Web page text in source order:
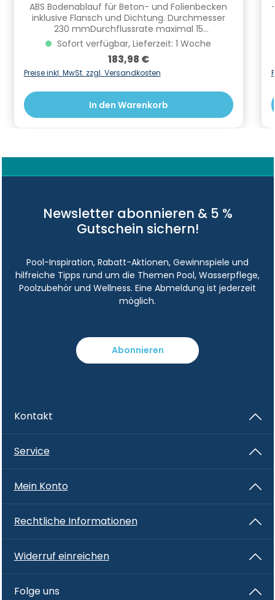
​ABS Bodenablauf für Beton- und Folienbecken
inklusive Flansch und Dichtung. Durchmesser
230 mmDurchflussrate maximal 15
m³/hFließgeschwindigkeit maximal 1 m/s2"
InnengewindeLieferumfang: 1,5 m Rohr DN50,
Kugelhahn und Bodenablauftopf. Informationen
zur Produktsicherheit Hersteller/EU
GmbH, Bahnhofstraße 68, 73240 Wendlingen,
DE, info.de@cf.group, +4970244048100
Gefahrstoffhinweise (falls vorhanden):
Sofort verfügbar, Lieferzeit: 1 Woche
Regulärer Preis:
183,98 €
Preise inkl. MwSt. zzgl. Versandkosten
In den Warenkorb
Newsletter abonnieren & 5 %
Gutschein sichern!
Pool-Inspiration, Rabatt-Aktionen, Gewinnspiele und
hilfreiche Tipps rund um die Themen Pool, Wasserpflege,
Poolzubehör und Wellness. Eine Abmeldung ist jederzeit
möglich.
Abonnieren
Kontakt
Service
Mein Konto
Rechtliche Informationen
Widerruf einreichen
Folge uns